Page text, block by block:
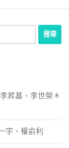
昇基、李世榮＊
宇、權俞利